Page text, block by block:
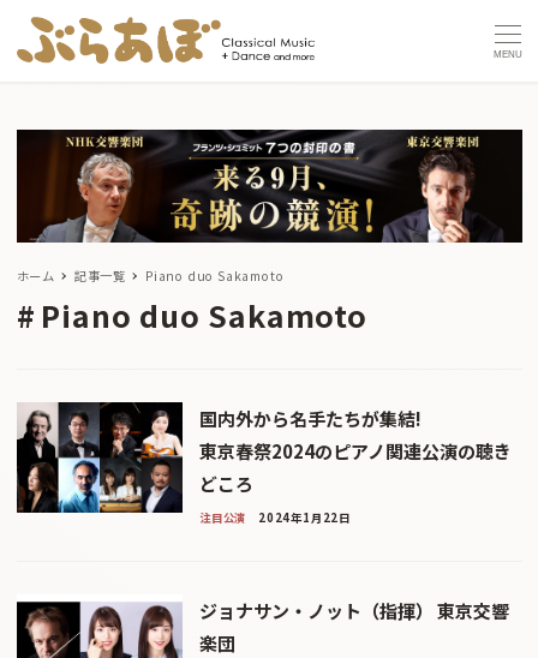
MENU
ホーム 記事一覧 Piano duo Sakamoto
Piano duo Sakamoto
国内外から名手たちが集結!
東京春祭2024のピアノ関連公演の聴き
どころ
注目公演 2024年1月22日
ジョナサン・ノット（指揮） 東京交響
楽団